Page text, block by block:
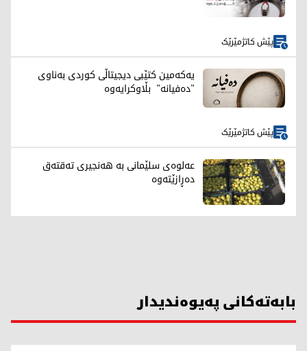
پێش کاتژمێرێک
یەکەمین کتێبی دیجیتاڵی کوردی بەناوی
"دەفیانە" بڵاوکرایەوە
پێش کاتژمێرێک
عەلوەی سلێمانی بە هەنجیری تەقتەق
دەڕازێتەوە
بابەتەکانی پەیوەندیدار